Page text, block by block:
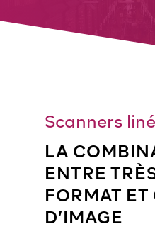
Scanners
LA
ENTRE
FORMAT
D’IMAGE